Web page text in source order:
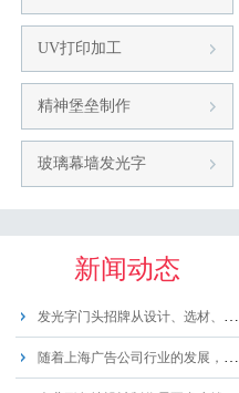
UV打印加工
精神堡垒制作
玻璃幕墙发光字
新闻动态
发光字门头招牌从设计、选材、制作、安装，......
随着上海广告公司行业的发展，广告制作向高......